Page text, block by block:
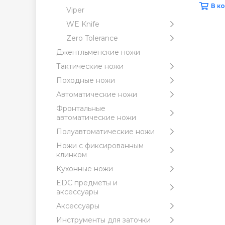
Viper
WE Knife
Zero Tolerance
Джентльменские ножи
Тактические ножи
Походные ножи
Автоматические ножи
Фронтальные
автоматические ножи
Полуавтоматические ножи
Ножи с фиксированным
клинком
Кухонные ножи
EDC предметы и
аксессуары
Аксессуары
Инструменты для заточки
В